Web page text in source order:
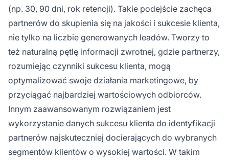
(np. 30, 90 dni, rok retencji). Takie podejście zachęca
partnerów do skupienia się na jakości i sukcesie klienta,
nie tylko na liczbie generowanych leadów. Tworzy to
też naturalną pętlę informacji zwrotnej, gdzie partnerzy,
rozumiejąc czynniki sukcesu klienta, mogą
optymalizować swoje działania marketingowe, by
przyciągać najbardziej wartościowych odbiorców.
Innym zaawansowanym rozwiązaniem jest
wykorzystanie danych sukcesu klienta do identyfikacji
partnerów najskuteczniej docierających do wybranych
segmentów klientów o wysokiej wartości. W takim